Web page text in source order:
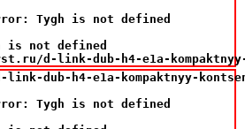
Tygh is not defined
is not defined
d-link-dub-h4-e1a-
dub-h4-e1a-kompaktnyy-
Tygh is not defined